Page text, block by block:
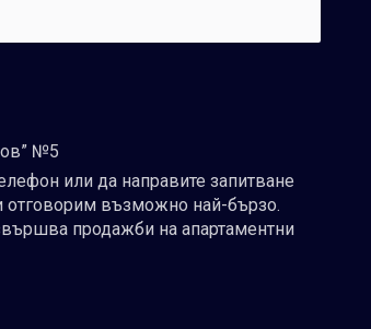
№5
или да направите запитване
отговорим възможно най-бързо.
продажби на апартаментни